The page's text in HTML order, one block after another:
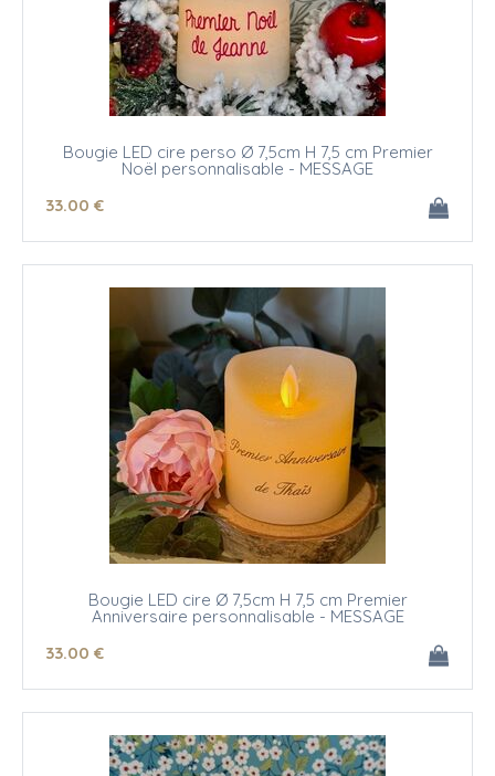
Bougie LED cire perso Ø 7,5cm H 7,5 cm Premier
Noël personnalisable - MESSAGE
33.00 €
Bougie LED cire Ø 7,5cm H 7,5 cm Premier
Anniversaire personnalisable - MESSAGE
33.00 €